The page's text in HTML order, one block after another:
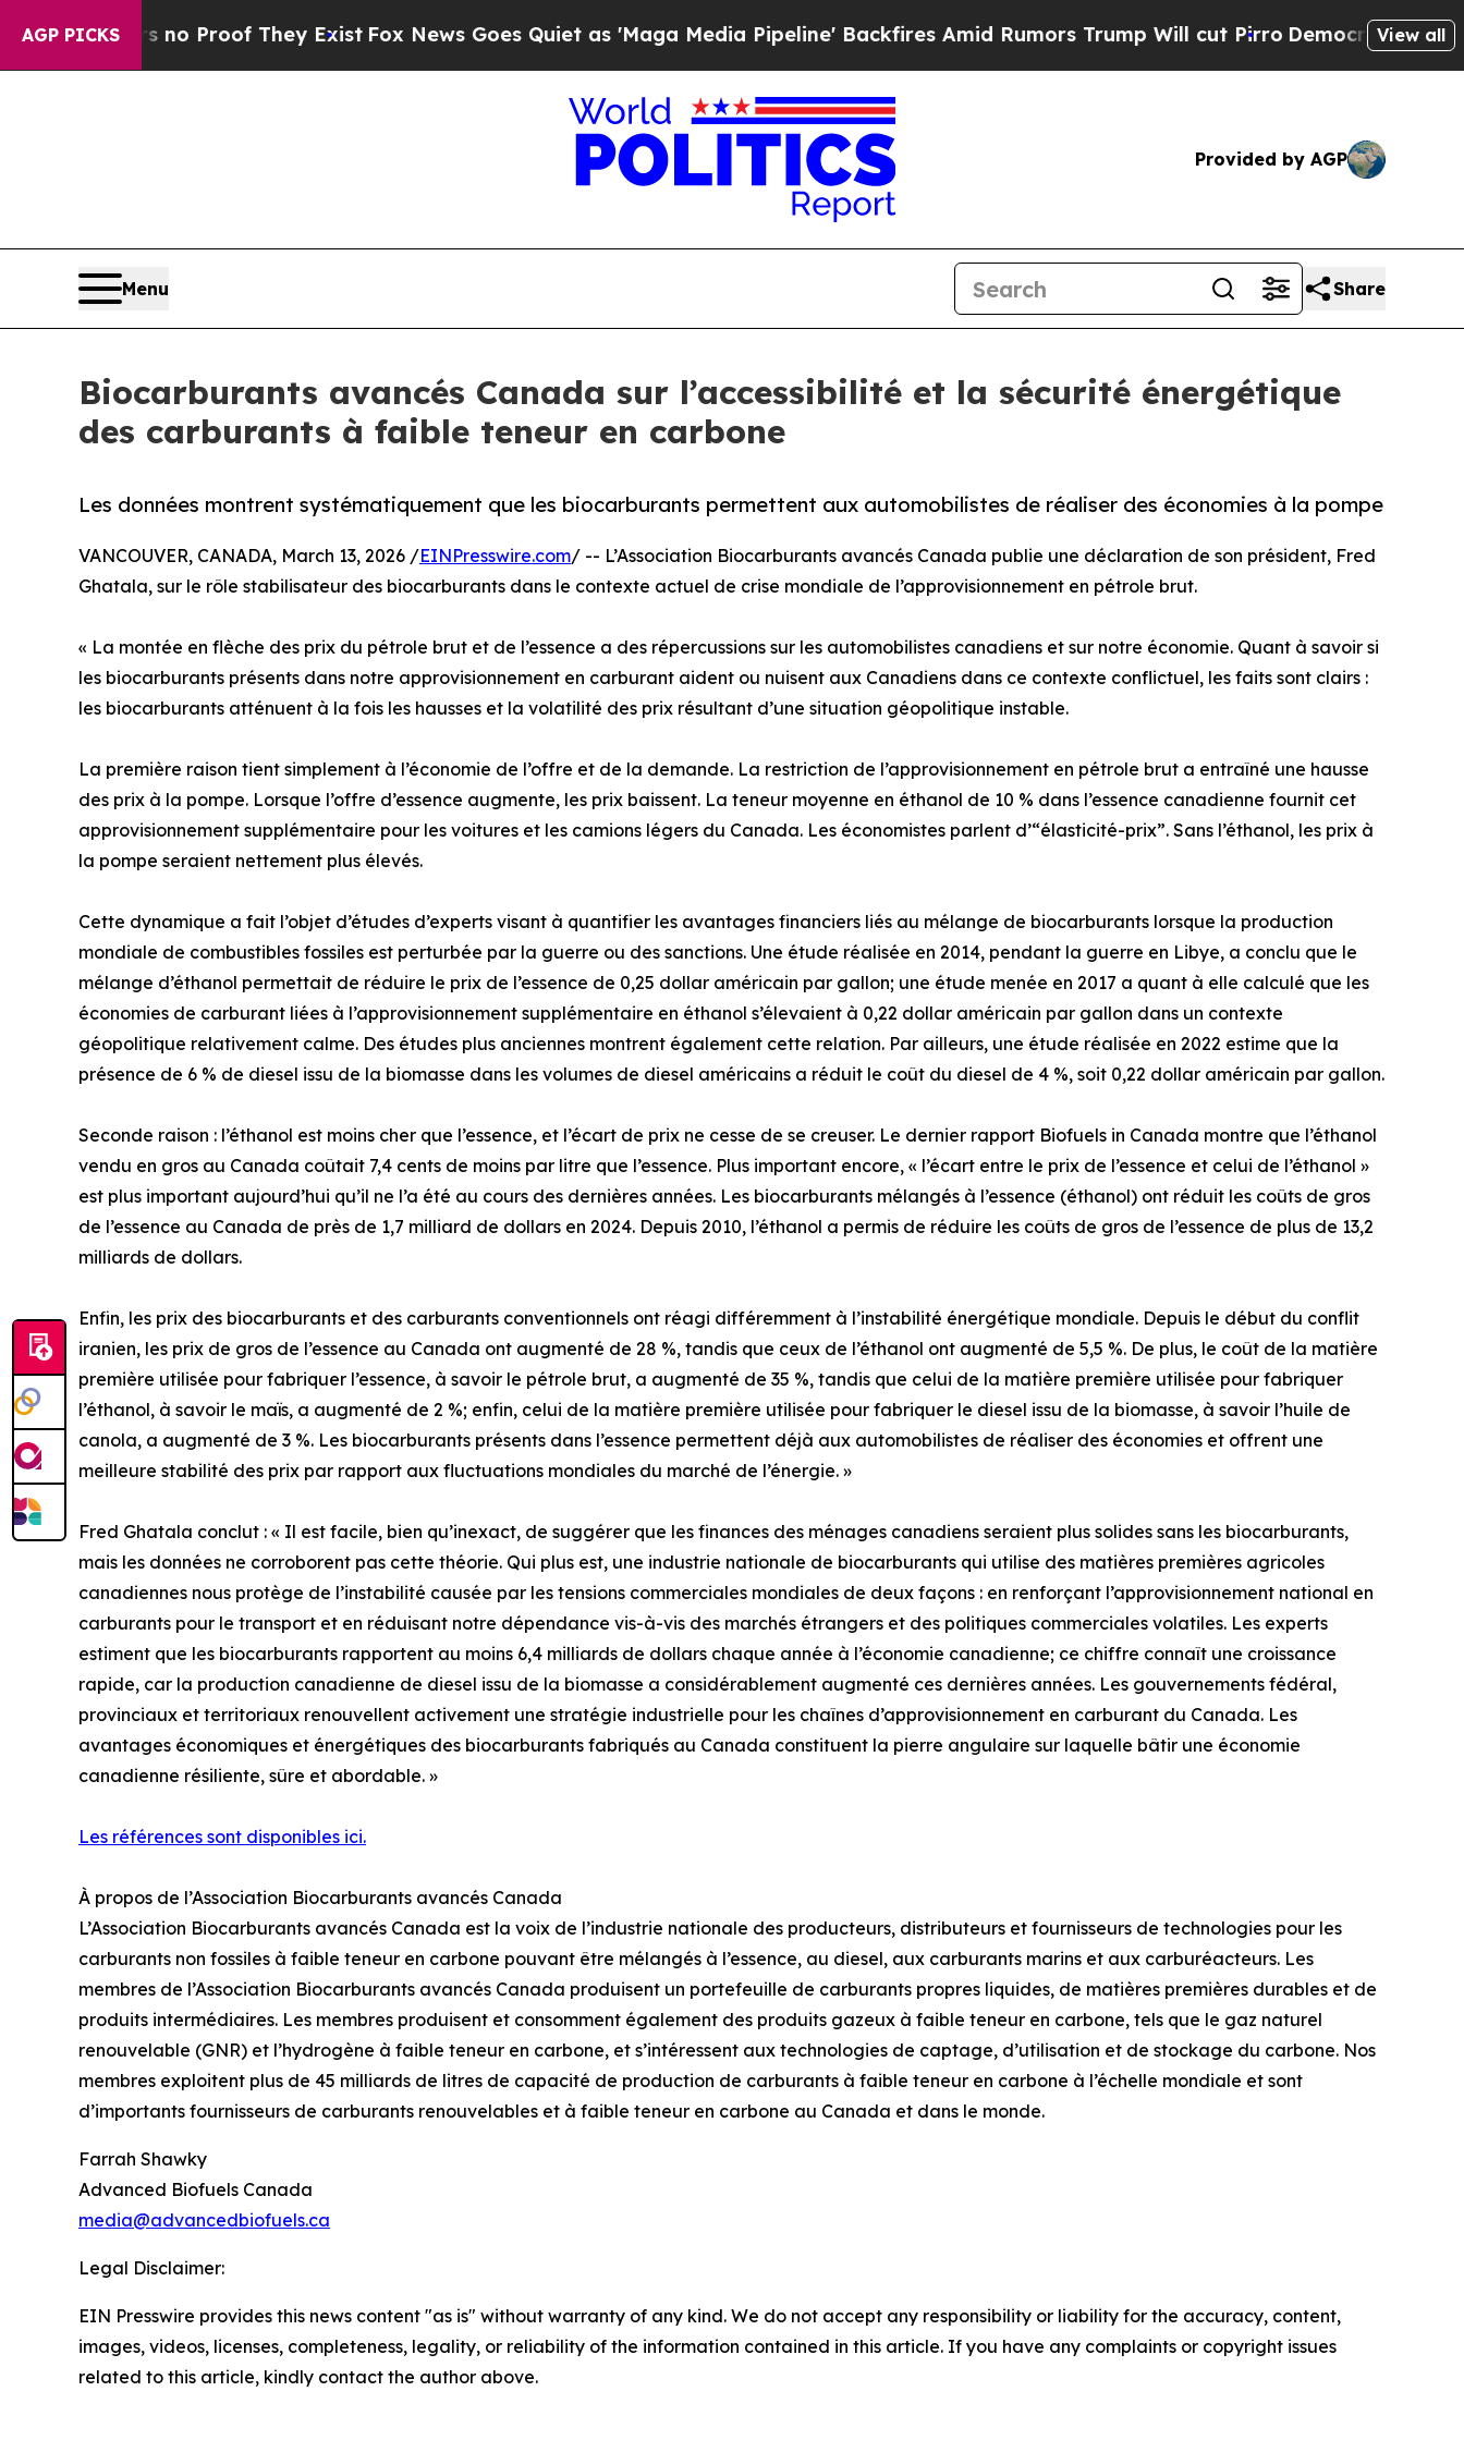
AGP PICKS
Offers no Proof They Exist Fox News Goes Quiet as 'Maga Media Pipeline' Backfires Amid Rumors Trump Will cut Pirro Democratic Socialists of
View all
Provided by AGP
Menu Share
Biocarburants avancés Canada sur l’accessibilité et la sécurité énergétique
des carburants à faible teneur en carbone
Les données montrent systématiquement que les biocarburants permettent aux automobilistes de réaliser des économies à la pompe
VANCOUVER, CANADA, March 13, 2026 /EINPresswire.com/ -- L’Association Biocarburants avancés Canada publie une déclaration de son président, Fred
Ghatala, sur le rôle stabilisateur des biocarburants dans le contexte actuel de crise mondiale de l’approvisionnement en pétrole brut.
« La montée en flèche des prix du pétrole brut et de l’essence a des répercussions sur les automobilistes canadiens et sur notre économie. Quant à savoir si
les biocarburants présents dans notre approvisionnement en carburant aident ou nuisent aux Canadiens dans ce contexte conflictuel, les faits sont clairs :
les biocarburants atténuent à la fois les hausses et la volatilité des prix résultant d’une situation géopolitique instable.
La première raison tient simplement à l’économie de l’offre et de la demande. La restriction de l’approvisionnement en pétrole brut a entraîné une hausse
des prix à la pompe. Lorsque l’offre d’essence augmente, les prix baissent. La teneur moyenne en éthanol de 10 % dans l’essence canadienne fournit cet
approvisionnement supplémentaire pour les voitures et les camions légers du Canada. Les économistes parlent d’“élasticité-prix”. Sans l’éthanol, les prix à
la pompe seraient nettement plus élevés.
Cette dynamique a fait l’objet d’études d’experts visant à quantifier les avantages financiers liés au mélange de biocarburants lorsque la production
mondiale de combustibles fossiles est perturbée par la guerre ou des sanctions. Une étude réalisée en 2014, pendant la guerre en Libye, a conclu que le
mélange d’éthanol permettait de réduire le prix de l’essence de 0,25 dollar américain par gallon; une étude menée en 2017 a quant à elle calculé que les
économies de carburant liées à l’approvisionnement supplémentaire en éthanol s’élevaient à 0,22 dollar américain par gallon dans un contexte
géopolitique relativement calme. Des études plus anciennes montrent également cette relation. Par ailleurs, une étude réalisée en 2022 estime que la
présence de 6 % de diesel issu de la biomasse dans les volumes de diesel américains a réduit le coût du diesel de 4 %, soit 0,22 dollar américain par gallon.
Seconde raison : l’éthanol est moins cher que l’essence, et l’écart de prix ne cesse de se creuser. Le dernier rapport Biofuels in Canada montre que l’éthanol
vendu en gros au Canada coûtait 7,4 cents de moins par litre que l’essence. Plus important encore, « l’écart entre le prix de l’essence et celui de l’éthanol »
est plus important aujourd’hui qu’il ne l’a été au cours des dernières années. Les biocarburants mélangés à l’essence (éthanol) ont réduit les coûts de gros
de l’essence au Canada de près de 1,7 milliard de dollars en 2024. Depuis 2010, l’éthanol a permis de réduire les coûts de gros de l’essence de plus de 13,2
milliards de dollars.
Enfin, les prix des biocarburants et des carburants conventionnels ont réagi différemment à l’instabilité énergétique mondiale. Depuis le début du conflit
iranien, les prix de gros de l’essence au Canada ont augmenté de 28 %, tandis que ceux de l’éthanol ont augmenté de 5,5 %. De plus, le coût de la matière
première utilisée pour fabriquer l’essence, à savoir le pétrole brut, a augmenté de 35 %, tandis que celui de la matière première utilisée pour fabriquer
l’éthanol, à savoir le maïs, a augmenté de 2 %; enfin, celui de la matière première utilisée pour fabriquer le diesel issu de la biomasse, à savoir l’huile de
canola, a augmenté de 3 %. Les biocarburants présents dans l’essence permettent déjà aux automobilistes de réaliser des économies et offrent une
meilleure stabilité des prix par rapport aux fluctuations mondiales du marché de l’énergie. »
Fred Ghatala conclut : « Il est facile, bien qu’inexact, de suggérer que les finances des ménages canadiens seraient plus solides sans les biocarburants,
mais les données ne corroborent pas cette théorie. Qui plus est, une industrie nationale de biocarburants qui utilise des matières premières agricoles
canadiennes nous protège de l’instabilité causée par les tensions commerciales mondiales de deux façons : en renforçant l’approvisionnement national en
carburants pour le transport et en réduisant notre dépendance vis-à-vis des marchés étrangers et des politiques commerciales volatiles. Les experts
estiment que les biocarburants rapportent au moins 6,4 milliards de dollars chaque année à l’économie canadienne; ce chiffre connaît une croissance
rapide, car la production canadienne de diesel issu de la biomasse a considérablement augmenté ces dernières années. Les gouvernements fédéral,
provinciaux et territoriaux renouvellent activement une stratégie industrielle pour les chaînes d’approvisionnement en carburant du Canada. Les
avantages économiques et énergétiques des biocarburants fabriqués au Canada constituent la pierre angulaire sur laquelle bâtir une économie
canadienne résiliente, sûre et abordable. »
Les références sont disponibles ici.
À propos de l’Association Biocarburants avancés Canada
L’Association Biocarburants avancés Canada est la voix de l’industrie nationale des producteurs, distributeurs et fournisseurs de technologies pour les
carburants non fossiles à faible teneur en carbone pouvant être mélangés à l’essence, au diesel, aux carburants marins et aux carburéacteurs. Les
membres de l’Association Biocarburants avancés Canada produisent un portefeuille de carburants propres liquides, de matières premières durables et de
produits intermédiaires. Les membres produisent et consomment également des produits gazeux à faible teneur en carbone, tels que le gaz naturel
renouvelable (GNR) et l’hydrogène à faible teneur en carbone, et s’intéressent aux technologies de captage, d’utilisation et de stockage du carbone. Nos
membres exploitent plus de 45 milliards de litres de capacité de production de carburants à faible teneur en carbone à l’échelle mondiale et sont
d’importants fournisseurs de carburants renouvelables et à faible teneur en carbone au Canada et dans le monde.
Farrah Shawky
Advanced Biofuels Canada
media@advancedbiofuels.ca
Legal Disclaimer:
EIN Presswire provides this news content "as is" without warranty of any kind. We do not accept any responsibility or liability for the accuracy, content,
images, videos, licenses, completeness, legality, or reliability of the information contained in this article. If you have any complaints or copyright issues
related to this article, kindly contact the author above.